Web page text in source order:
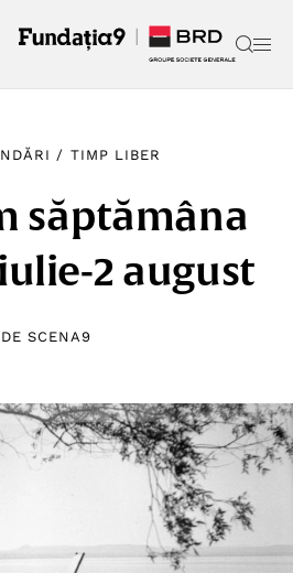
/ TIMP LIBER
săptămâna
2 august
DE SCENA9